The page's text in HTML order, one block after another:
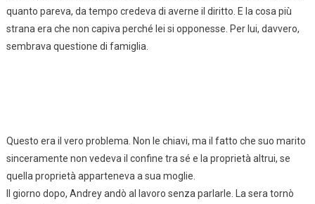
quanto pareva, da tempo credeva di averne il diritto. E la cosa più
strana era che non capiva perché lei si opponesse. Per lui, davvero,
sembrava questione di famiglia.
Questo era il vero problema. Non le chiavi, ma il fatto che suo marito
sinceramente non vedeva il confine tra sé e la proprietà altrui, se
quella proprietà apparteneva a sua moglie.
Il giorno dopo, Andrey andò al lavoro senza parlarle. La sera tornò